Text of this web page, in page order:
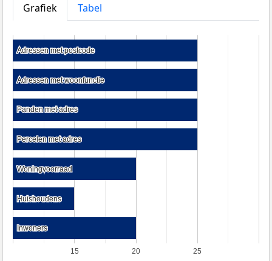
Grafiek
Tabel
15 20 25
Adressen met postcode
Adressen met postcode
Adressen met woonfunctie
Adressen met woonfunctie
Panden met adres
Panden met adres
Percelen met adres
Percelen met adres
Woningvoorraad
Woningvoorraad
Huishoudens
Huishoudens
Inwoners
Inwoners